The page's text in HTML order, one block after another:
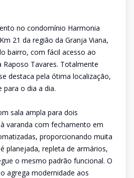
no condomínio Harmonia
21 da região da Granja Viana,
bairro, com fácil acesso ao
Raposo Tavares. Totalmente
destaca pela ótima localização,
o dia a dia.
sala ampla para dois
varanda com fechamento em
proporcionando muita
planejada, repleta de armários,
o mesmo padrão funcional. O
agrega modernidade aos